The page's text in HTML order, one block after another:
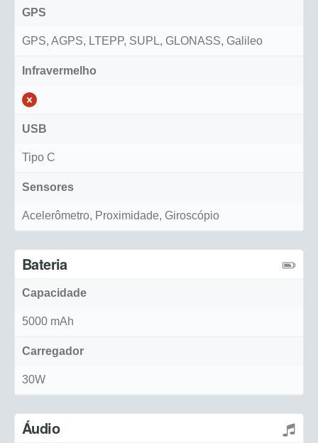
GPS
GPS, AGPS, LTEPP, SUPL, GLONASS, Galileo
Infravermelho
USB
Tipo C
Sensores
Acelerômetro, Proximidade, Giroscópio
Bateria
Capacidade
5000 mAh
Carregador
30W
Áudio